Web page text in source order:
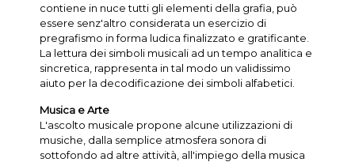
contiene in nuce tutti gli elementi della grafia, può
essere senz'altro considerata un esercizio di
pregrafismo in forma ludica finalizzato e gratificante.
La lettura dei simboli musicali ad un tempo analitica e
sincretica, rappresenta in tal modo un validissimo
aiuto per la decodificazione dei simboli alfabetici.
Musica e Arte
L'ascolto musicale propone alcune utilizzazioni di
musiche, dalla semplice atmosfera sonora di
sottofondo ad altre attività, all'impiego della musica